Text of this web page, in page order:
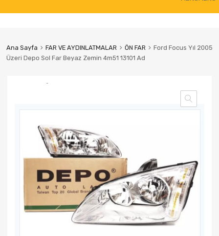
content
Ana Sayfa FAR VE AYDINLATMALAR ÖN FAR
Ford Focus Yıl 2005
Üzeri Depo Sol Far Beyaz Zemin 4m51 13101 Ad